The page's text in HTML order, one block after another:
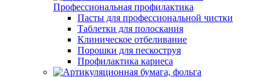
Профессиональная профилактика
Пасты для профессиональной чистки
Таблетки для полоскания
Клиническое отбеливание
Порошки для пескоструя
Профилактика кариеса